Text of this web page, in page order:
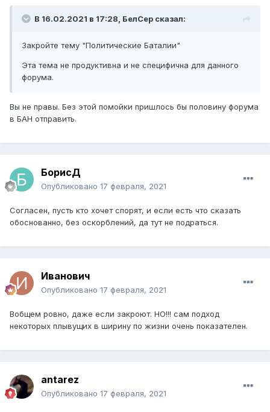
В 16.02.2021 в 17:28, БелСер сказал:
Закройте тему "Политические Баталии"
Эта тема не продуктивна и не специфична для данного
форума.
Вы не правы. Без этой помойки пришлось бы половину форума
в БАН отправить.
БорисД
Опубликовано 17 февраля, 2021
Согласен, пусть кто хочет спорят, и если есть что сказать
обоснованно, без оскорблений, да тут не подраться.
Иванович
Опубликовано 17 февраля, 2021
Вобщем ровно, даже если закроют. НО!!! сам подход
некоторых плывущих в ширину по жизни очень показателен.
antarez
Опубликовано 17 февраля, 2021